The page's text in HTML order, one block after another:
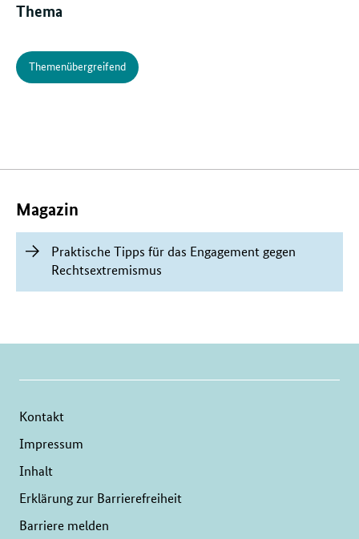
Thema
Themenübergreifend
Magazin
Praktische Tipps für das Engagement gegen
Rechtsextremismus
Kontakt
Impressum
Inhalt
Erklärung zur Barrierefreiheit
Barriere melden